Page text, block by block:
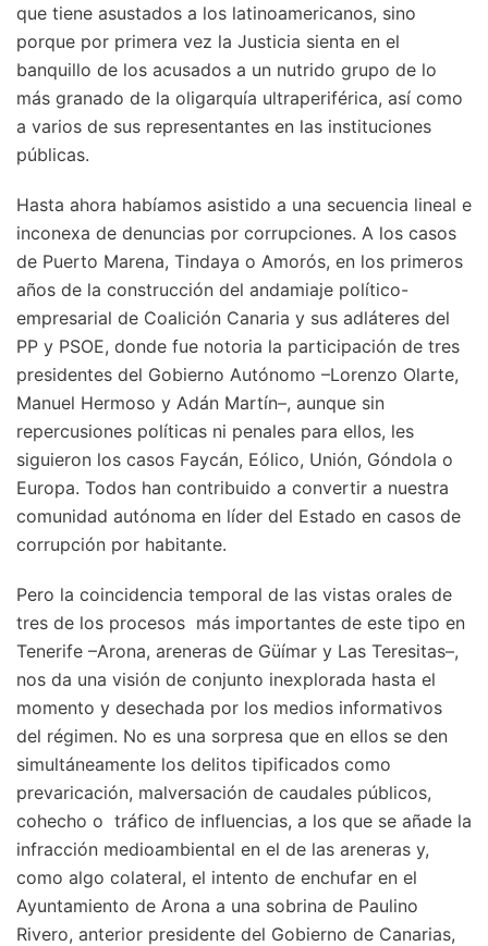
que tiene asustados a los latinoamericanos, sino
porque por primera vez la Justicia sienta en el
banquillo de los acusados a un nutrido grupo de lo
más granado de la oligarquía ultraperiférica, así como
a varios de sus representantes en las instituciones
públicas.
Hasta ahora habíamos asistido a una secuencia lineal e
inconexa de denuncias por corrupciones. A los casos
de Puerto Marena, Tindaya o Amorós, en los primeros
años de la construcción del andamiaje político-
empresarial de Coalición Canaria y sus adláteres del
PP y PSOE, donde fue notoria la participación de tres
presidentes del Gobierno Autónomo –Lorenzo Olarte,
Manuel Hermoso y Adán Martín–, aunque sin
repercusiones políticas ni penales para ellos, les
siguieron los casos Faycán, Eólico, Unión, Góndola o
Europa. Todos han contribuido a convertir a nuestra
comunidad autónoma en líder del Estado en casos de
corrupción por habitante.
Pero la coincidencia temporal de las vistas orales de
tres de los procesos más importantes de este tipo en
Tenerife –Arona, areneras de Güímar y Las Teresitas–,
nos da una visión de conjunto inexplorada hasta el
momento y desechada por los medios informativos
del régimen. No es una sorpresa que en ellos se den
simultáneamente los delitos tipificados como
prevaricación, malversación de caudales públicos,
cohecho o tráfico de influencias, a los que se añade la
infracción medioambiental en el de las areneras y,
como algo colateral, el intento de enchufar en el
Ayuntamiento de Arona a una sobrina de Paulino
Rivero, anterior presidente del Gobierno de Canarias,